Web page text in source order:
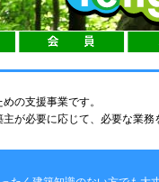
の支援事業です。
が必要に応じて、必要な業務